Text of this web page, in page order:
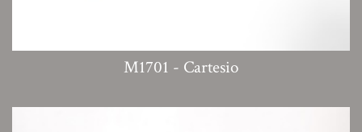
M1701 - Cartesio